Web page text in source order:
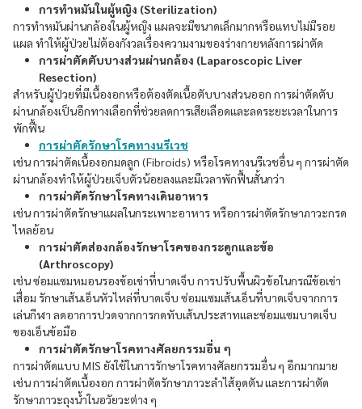
การทำหมันในผู้หญิง (Sterilization)
การทำหมันผ่านกล้องในผู้หญิง แผลจะมีขนาดเล็กมากหรือแทบไม่มีรอย
แผล ทำให้ผู้ป่วยไม่ต้องกังวลเรื่องความงามของร่างกายหลังการผ่าตัด
การผ่าตัดตับบางส่วนผ่านกล้อง (Laparoscopic Liver
Resection)
สำหรับผู้ป่วยที่มีเนื้องอกหรือต้องตัดเนื้อตับบางส่วนออก การผ่าตัดตับ
ผ่านกล้องเป็นอีกทางเลือกที่ช่วยลดการเสียเลือดและลดระยะเวลาในการ
พักฟื้น
การผ่าตัดรักษาโรคทางนรีเวช
เช่น การผ่าตัดเนื้องอกมดลูก (Fibroids) หรือโรคทางนรีเวชอื่น ๆ การผ่าตัด
ผ่านกล้องทำให้ผู้ป่วยเจ็บตัวน้อยลงและมีเวลาพักฟื้นสั้นกว่า
การผ่าตัดรักษาโรคทางเดินอาหาร
เช่น การผ่าตัดรักษาแผลในกระเพาะอาหาร หรือการผ่าตัดรักษาภาวะกรด
ไหลย้อน
การผ่าตัดส่องกล้องรักษาโรคของกระดูกและข้อ
(Arthroscopy)
เช่น ซ่อมแซมหมอนรองข้อเข่าที่บาดเจ็บ การปรับพื้นผิวข้อในกรณีข้อเข่า
เสื่อม รักษาเส้นเอ็นหัวไหล่ที่บาดเจ็บ ซ่อมแซมเส้นเอ็นที่บาดเจ็บจากการ
เล่นกีฬา ลดอาการปวดจากการกดทับเส้นประสาทและซ่อมแซมบาดเจ็บ
ของเอ็นข้อมือ
การผ่าตัดรักษาโรคทางศัลยกรรมอื่น ๆ
การผ่าตัดแบบ MIS ยังใช้ในการรักษาโรคทางศัลยกรรมอื่น ๆ อีกมากมาย
เช่น การผ่าตัดเนื้องอก การผ่าตัดรักษาภาวะลำไส้อุดตัน และการผ่าตัด
รักษาภาวะถุงน้ำในอวัยวะต่าง ๆ